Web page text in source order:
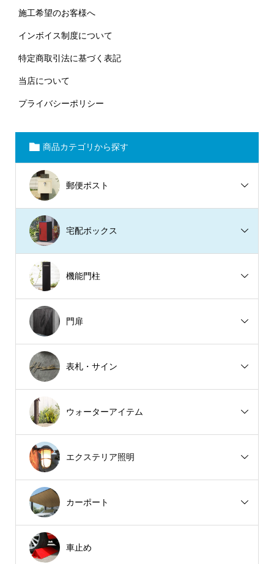
施工希望のお客様へ
インボイス制度について
特定商取引法に基づく表記
当店について
プライバシーポリシー
商品カテゴリから探す
郵便ポスト
宅配ボックス
機能門柱
門扉
表札・サイン
ウォーターアイテム
エクステリア照明
カーポート
車止め